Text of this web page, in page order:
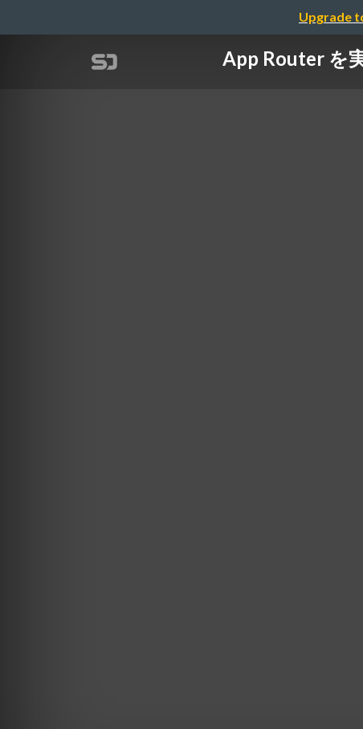
Upgrade
App Router を